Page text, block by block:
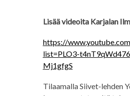
Lisää videoita Karjalan
https://
list=PLO3-
Mj1gfgS
Tilaamalla Siivet-lehden